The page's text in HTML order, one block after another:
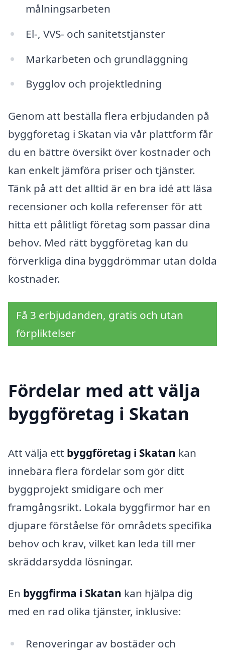
målningsarbeten
El-, VVS- och sanitetstjänster
Markarbeten och grundläggning
Bygglov och projektledning
Genom att beställa flera erbjudanden på
byggföretag i Skatan via vår plattform får
du en bättre översikt över kostnader och
kan enkelt jämföra priser och tjänster.
Tänk på att det alltid är en bra idé att läsa
recensioner och kolla referenser för att
hitta ett pålitligt företag som passar dina
behov. Med rätt byggföretag kan du
förverkliga dina byggdrömmar utan dolda
kostnader.
Få 3 erbjudanden, gratis och utan
förpliktelser
Fördelar med att välja
byggföretag i Skatan
Att välja ett byggföretag i Skatan kan
innebära flera fördelar som gör ditt
byggprojekt smidigare och mer
framgångsrikt. Lokala byggfirmor har en
djupare förståelse för områdets specifika
behov och krav, vilket kan leda till mer
skräddarsydda lösningar.
En byggfirma i Skatan kan hjälpa dig
med en rad olika tjänster, inklusive:
Renoveringar av bostäder och